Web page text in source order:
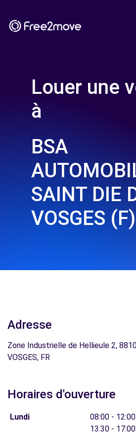
Louer une
à
BSA
SAINT DIE
VOSGES (F)
Adresse
Zone Industrielle de Hellieule 2,
VOSGES, FR
Horaires d'ouverture
Lundi
08:00 - 12:00
13:30 - 17:00